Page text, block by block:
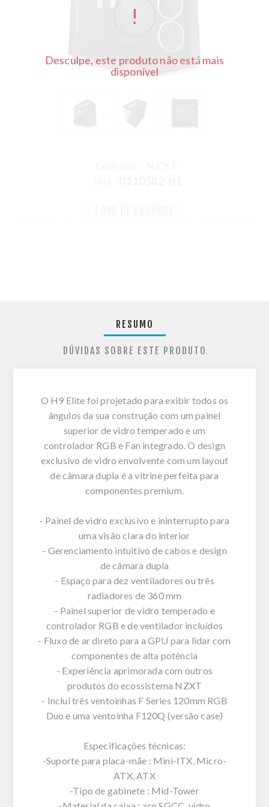
Desculpe, este produto não está mais
disponível
NZXT
RESUMO
DÚVIDAS SOBRE ESTE PRODUTO
O H9 Elite foi projetado para exibir todos os
ângulos da sua construção com um painel
superior de vidro temperado e um
controlador RGB e Fan integrado. O design
exclusivo de vidro envolvente com um layout
de câmara dupla é a vitrine perfeita para
componentes premium.
- Painel de vidro exclusivo e ininterrupto para
uma visão clara do interior
- Gerenciamento intuitivo de cabos e design
de câmara dupla
- Espaço para dez ventiladores ou três
radiadores de 360 mm
- Painel superior de vidro temperado e
controlador RGB e de ventilador incluídos
- Fluxo de ar direto para a GPU para lidar com
componentes de alta potência
- Experiência aprimorada com outros
produtos do ecossistema NZXT
- Inclui três ventoinhas F Series 120mm RGB
Duo e uma ventoinha F120Q (versão case)
Especificações técnicas:
-Suporte para placa-mãe : Mini-ITX, Micro-
ATX, ATX
-Tipo de gabinete : Mid-Tower